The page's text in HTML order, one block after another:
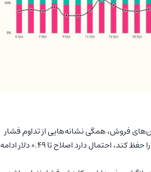
فروش، همگی نشانه‌هایی از تداوم فشار
نزولی در کوتاه‌مدت هستند. از دید تکنیکال، اگر ADA نتواند حمایت ۰.۵۵ دلار را حفظ کند، احتمال دارد اصلاح تا ۰.۴۹ دلار ادامه